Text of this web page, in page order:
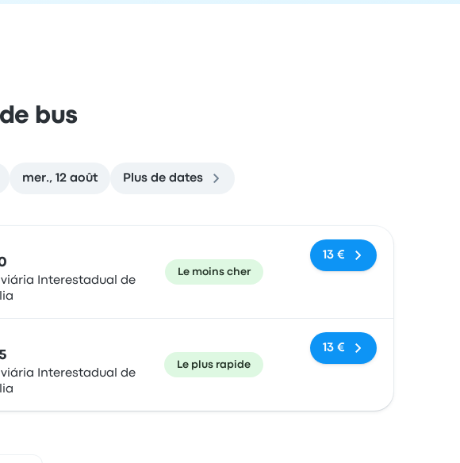
bus
mer., 12 août Plus de dates
Interestadual de
Le moins cher
13 €
Interestadual de
Le plus rapide
13 €